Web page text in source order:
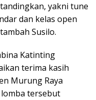
yakni tune
dan kelas open
Susilo.
Katinting
terima kasih
Murung Raya
tersebut